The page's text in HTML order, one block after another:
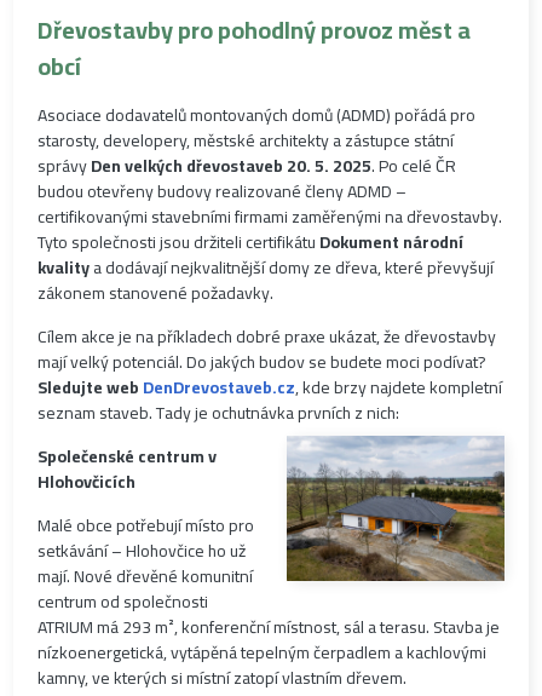
Dřevostavby pro pohodlný provoz měst a
obcí
Asociace dodavatelů montovaných domů (ADMD) pořádá pro
starosty, developery, městské architekty a zástupce státní
správyDen velkých dřevostaveb 20. 5. 2025. Po celé ČR
budou otevřeny budovy realizované členy ADMD –
certifikovanými stavebními firmami zaměřenými na dřevostavby.
Tyto společnosti jsou držiteli certifikátuDokument národní
kvalitya dodávají nejkvalitnější domy ze dřeva, které převyšují
zákonem stanovené požadavky.
Cílem akce je na příkladech dobré praxe ukázat, že dřevostavby
mají velký potenciál. Do jakých budov se budete moci podívat?
Sledujte webDenDrevostaveb.cz, kde brzy najdete kompletní
seznam staveb. Tady je ochutnávka prvních z nich:
Společenské centrum v
Hlohovčicích
Malé obce potřebují místo pro
setkávání – Hlohovčice ho už
mají. Nové dřevěné komunitní
centrum od společnosti
ATRIUM má 293 m², konferenční místnost, sál a terasu. Stavba je
nízkoenergetická, vytápěná tepelným čerpadlem a kachlovými
kamny, ve kterých si místní zatopí vlastním dřevem.